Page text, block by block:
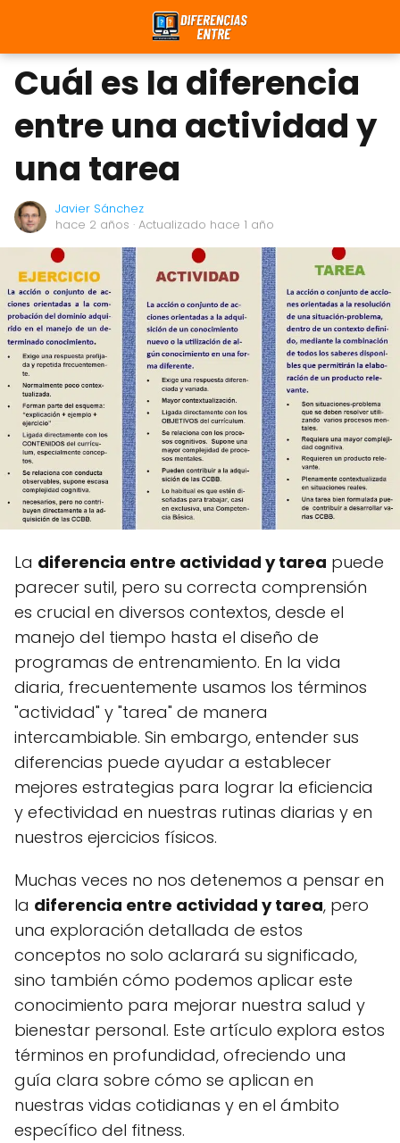
Cuál es la diferencia
entre una actividad y
una tarea
Javier Sánchez
hace 2 años · Actualizado hace 1 año
La diferencia entre actividad y tarea puede
parecer sutil, pero su correcta comprensión
es crucial en diversos contextos, desde el
manejo del tiempo hasta el diseño de
programas de entrenamiento. En la vida
diaria, frecuentemente usamos los términos
"actividad" y "tarea" de manera
intercambiable. Sin embargo, entender sus
diferencias puede ayudar a establecer
mejores estrategias para lograr la eficiencia
y efectividad en nuestras rutinas diarias y en
nuestros ejercicios físicos.
Muchas veces no nos detenemos a pensar en
la diferencia entre actividad y tarea, pero
una exploración detallada de estos
conceptos no solo aclarará su significado,
sino también cómo podemos aplicar este
conocimiento para mejorar nuestra salud y
bienestar personal. Este artículo explora estos
términos en profundidad, ofreciendo una
guía clara sobre cómo se aplican en
nuestras vidas cotidianas y en el ámbito
específico del fitness.